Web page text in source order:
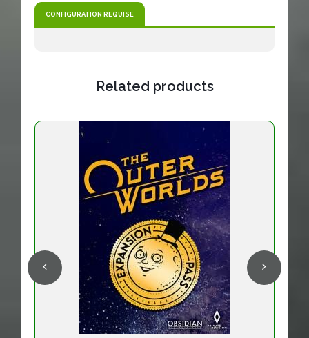
CONFIGURATION REQUISE
Related products